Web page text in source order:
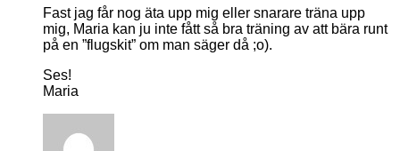
Fast jag får nog äta upp mig eller snarare träna upp
mig, Maria kan ju inte fått så bra träning av att bära runt
på en ”flugskit” om man säger då ;o).
Ses!
Maria